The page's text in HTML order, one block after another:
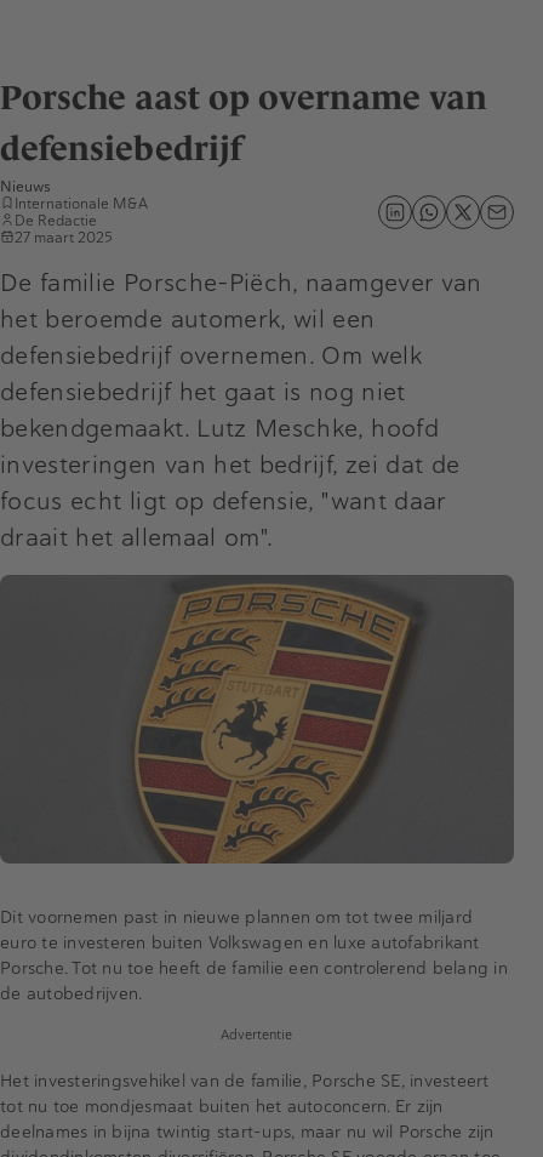
Porsche aast op overname van
defensiebedrijf
Nieuws
Internationale M&A
De Redactie
27 maart 2025
De familie Porsche-Piëch, naamgever van
het beroemde automerk, wil een
defensiebedrijf overnemen. Om welk
defensiebedrijf het gaat is nog niet
bekendgemaakt. Lutz Meschke, hoofd
investeringen van het bedrijf, zei dat de
focus echt ligt op defensie, "want daar
draait het allemaal om".
Dit voornemen past in nieuwe plannen om tot twee miljard
euro te investeren buiten Volkswagen en luxe autofabrikant
Porsche. Tot nu toe heeft de familie een controlerend belang in
de autobedrijven.
Advertentie
Het investeringsvehikel van de familie, Porsche SE, investeert
tot nu toe mondjesmaat buiten het autoconcern. Er zijn
deelnames in bijna twintig start-ups, maar nu wil Porsche zijn